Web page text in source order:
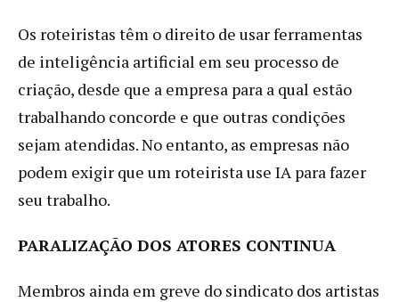
Os roteiristas têm o direito de usar ferramentas
de inteligência artificial em seu processo de
criação, desde que a empresa para a qual estão
trabalhando concorde e que outras condições
sejam atendidas. No entanto, as empresas não
podem exigir que um roteirista use IA para fazer
seu trabalho.
PARALIZAÇÃO DOS ATORES CONTINUA
Membros ainda em greve do sindicato dos artistas